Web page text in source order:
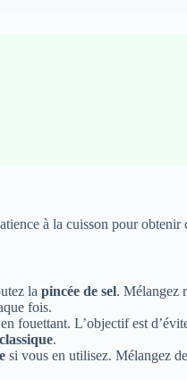
à la cuisson pour
la pincée de sel. Mélangez
fois.
fouettant. L’objectif est
.
si vous en utilisez. Mélangez